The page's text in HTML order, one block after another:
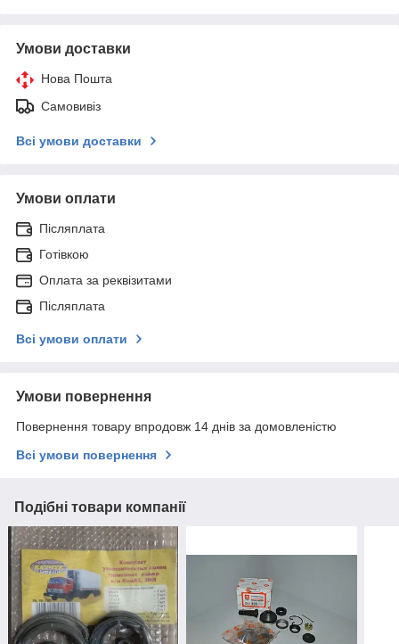
Умови доставки
Нова Пошта
Самовивіз
Всі умови доставки
Умови оплати
Післяплата
Готівкою
Оплата за реквізитами
Післяплата
Всі умови оплати
Умови повернення
Повернення товару впродовж 14 днів за домовленістю
Всі умови повернення
Подібні товари компанії